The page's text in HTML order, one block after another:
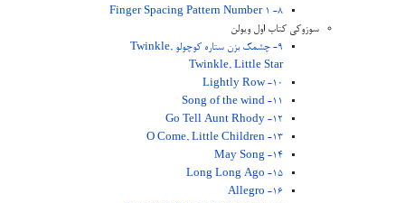
8- Finger Spacing Pattern Number 1
سوزوکی کتاب اول ویولن
9- چشمک بزن ستاره کوچولو Twinkle,
Twinkle, Little Star
10- Lightly Row
11- Song of the wind
12- Go Tell Aunt Rhody
13- O Come, Little Children
14- May Song
15- Long Long Ago
16- Allegro